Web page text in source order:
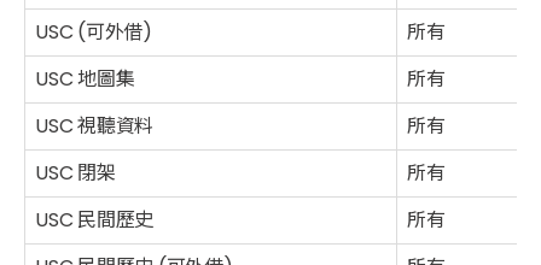
USC (可外借)
所有
USC 地圖集
所有
USC 視聽資料
所有
USC 閉架
所有
USC 民間歷史
所有